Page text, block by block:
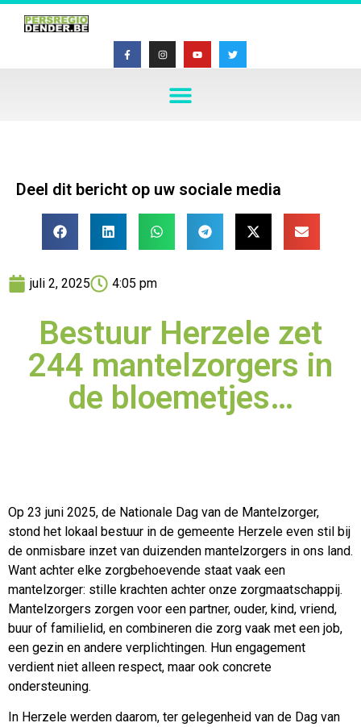
Deel dit bericht op uw sociale media
juli 2, 2025 4:05 pm
Bestuur Herzele zet
244 mantelzorgers in
de bloemetjes…
Op 23 juni 2025, de Nationale Dag van de Mantelzorger,
stond het lokaal bestuur in de gemeente Herzele even stil bij
de onmisbare inzet van duizenden mantelzorgers in ons land.
Want achter elke zorgbehoevende staat vaak een
mantelzorger: stille krachten achter onze zorgmaatschappij.
Mantelzorgers zorgen voor een partner, ouder, kind, vriend,
buur of familielid, en combineren die zorg vaak met een job,
een gezin en andere verplichtingen. Hun engagement
verdient niet alleen respect, maar ook concrete
ondersteuning.
In Herzele werden daarom, ter gelegenheid van de Dag van